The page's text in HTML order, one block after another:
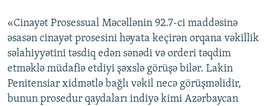
«Cinayət Prosessual Məcəllənin 92.7-ci maddəsinə
əsasən cinayət prosesini həyata keçirən orqana vəkillik
səlahiyyətini təsdiq edən sənədi və orderi təqdim
etməklə müdafiə etdiyi şəxslə görüşə bilər. Lakin
Penitensiar xidmətlə bağlı vəkil necə görüşməlidir,
bunun prosedur qaydaları indiyə kimi Azərbaycan